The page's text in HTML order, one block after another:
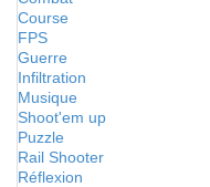
Course
FPS
Guerre
Infiltration
Musique
Shoot'em up
Puzzle
Rail Shooter
Réflexion